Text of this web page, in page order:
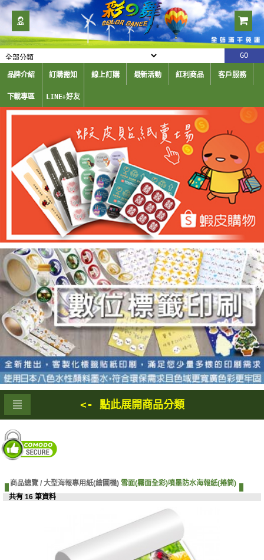
品牌介紹 訂購需知 線上訂購 最新活動 紅利商品 客戶服務
下載專區 LINE+好友
<- 點此展開商品分類
商品總覽 / 大型海報專用紙(繪圖機) 雪面(霧面全彩)噴墨防水海報紙(捲筒)
共有 16 筆資料